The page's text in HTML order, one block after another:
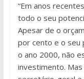
“Em anos
todo o seu
Apesar de o
por cento e o seu
o ano 2000, não
investimento.